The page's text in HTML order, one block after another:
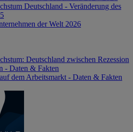
Deutschland - Veränderung des
der Welt 2026
Deutschland zwischen Rezession
- Daten & Fakten
dem Arbeitsmarkt - Daten & Fakten